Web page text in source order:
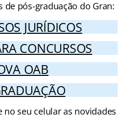
de pós-graduação do Gran:
JURÍDICOS
CONCURSOS
OAB
no seu celular as novidades